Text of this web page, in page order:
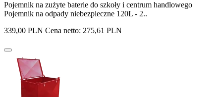
Pojemnik na zużyte baterie do szkoły i centrum handlowego
Pojemnik na odpady niebezpieczne 120L - 2..
339,00 PLN Cena netto: 275,61 PLN